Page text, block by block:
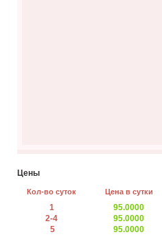
Цены
Кол-во суток Цена в сутки
1
2-4
5
95.0000
95.0000
95.0000